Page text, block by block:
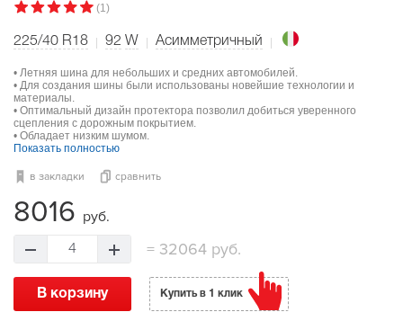
(1)
225/40 R18 92 W Асимметричный
• Летняя шина для небольших и средних автомобилей.
• Для создания шины были использованы новейшие технологии и
материалы.
• Оптимальный дизайн протектора позволил добиться уверенного
сцепления с дорожным покрытием.
• Обладает низким шумом.
Показать полностью
в закладки сравнить
8016 руб.
4 = 32064 руб.
В корзину Купить в 1 клик